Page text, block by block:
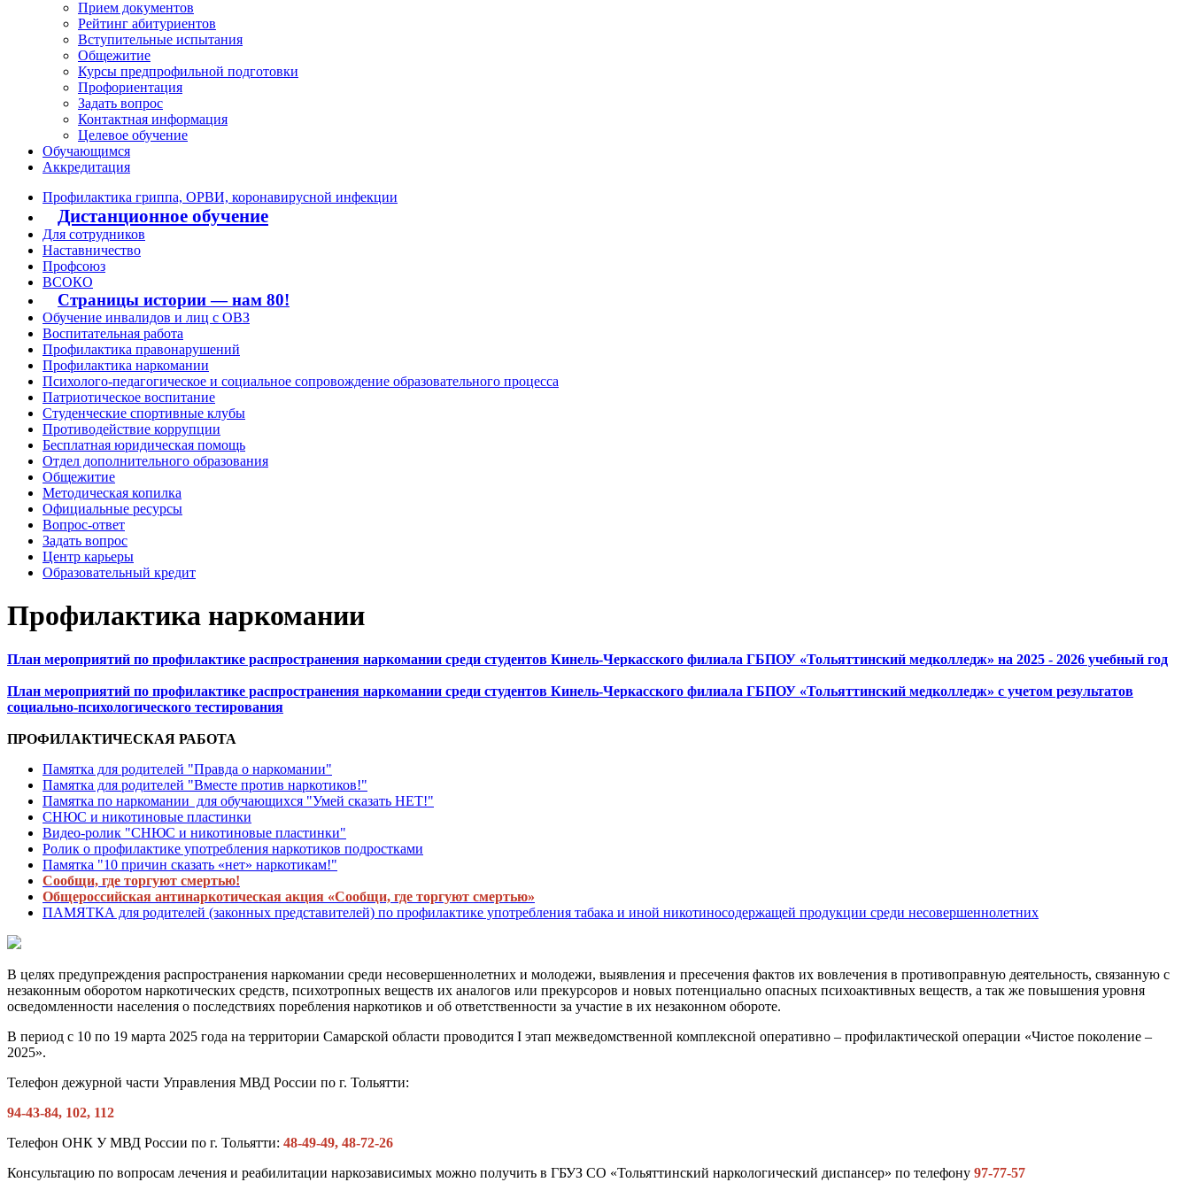
Прием документов
Рейтинг абитуриентов
Вступительные испытания
Общежитие
Курсы предпрофильной подготовки
Профориентация
Задать вопрос
Контактная информация
Целевое обучение
Обучающимся
Аккредитация
Профилактика гриппа, ОРВИ, коронавирусной инфекции
Дистанционное обучение
Для сотрудников
Наставничество
Профсоюз
ВСОКО
Страницы истории — нам 80!
Обучение инвалидов и лиц с ОВЗ
Воспитательная работа
Профилактика правонарушений
Профилактика наркомании
Психолого-педагогическое и социальное сопровождение образовательного процесса
Патриотическое воспитание
Студенческие спортивные клубы
Противодействие коррупции
Бесплатная юридическая помощь
Отдел дополнительного образования
Общежитие
Методическая копилка
Официальные ресурсы
Вопрос-ответ
Задать вопрос
Центр карьеры
Образовательный кредит
Профилактика наркомании
План мероприятий по профилактике распространения наркомании среди студентов Кинель-Черкасского филиала ГБПОУ «Тольяттинский медколледж» на 2025 - 2026 учебный год
План мероприятий по профилактике распространения наркомании среди студентов Кинель-Черкасского филиала ГБПОУ «Тольяттинский медколледж» с учетом результатов
социально-психологического тестирования
ПРОФИЛАКТИЧЕСКАЯ РАБОТА
Памятка для родителей "Правда о наркомании"
Памятка для родителей "Вместе против наркотиков!"
Памятка по наркомании для обучающихся "Умей сказать НЕТ!"
СНЮС и никотиновые пластинки
Видео-ролик "СНЮС и никотиновые пластинки"
Ролик о профилактике употребления наркотиков подростками
Памятка "10 причин сказать «нет» наркотикам!"
Сообщи, где торгуют смертью!
Общероссийская антинаркотическая акция «Сообщи, где торгуют смертью»
ПАМЯТКА для родителей (законных представителей) по профилактике употребления табака и иной никотиносодержащей продукции среди несовершеннолетних
В целях предупреждения распространения наркомании среди несовершеннолетних и молодежи, выявления и пресечения фактов их вовлечения в противоправную деятельность, связанную с
незаконным оборотом наркотических средств, психотропных веществ их аналогов или прекурсоров и новых потенциально опасных психоактивных веществ, а так же повышения уровня
осведомленности населения о последствиях поребления наркотиков и об ответственности за участие в их незаконном обороте.
В период с 10 по 19 марта 2025 года на территории Самарской области проводится I этап межведомственной комплексной оперативно – профилактической операции «Чистое поколение –
2025».
Телефон дежурной части Управления МВД России по г. Тольятти:
94-43-84, 102, 112
Телефон ОНК У МВД России по г. Тольятти: 48-49-49, 48-72-26
Консультацию по вопросам лечения и реабилитации наркозависимых можно получить в ГБУЗ СО «Тольяттинский наркологический диспансер» по телефону 97-77-57